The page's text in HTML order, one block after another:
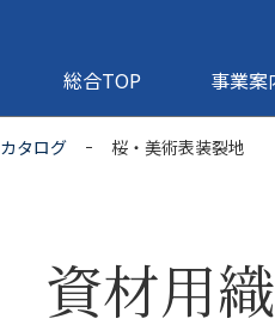
総合TOP 事業案
カタログ 桜・美術表装裂地
資材用